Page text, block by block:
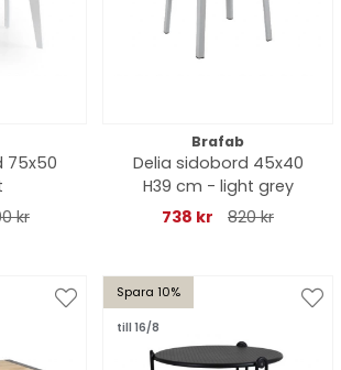
75x50
kr
Brafab
Delia sidobord 45x40
H39 cm - light grey
738 kr
820 kr
Spara 10%
till 16/8